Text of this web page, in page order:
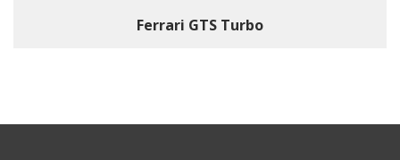
Ferrari GTS Turbo